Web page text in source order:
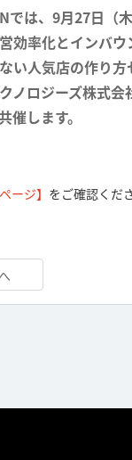
では、9月27日（
効率化とインバ
い人気店の作り
ノロジーズ株式会
催します。
ージ】 をご確認くだ